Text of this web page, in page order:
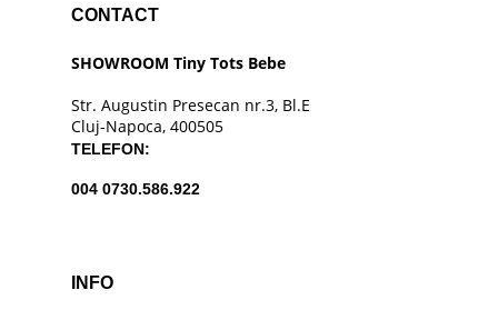
CONTACT
SHOWROOM Tiny Tots Bebe
Str. Augustin Presecan nr.3, Bl.E
Cluj-Napoca, 400505
TELEFON:
004 0730.586.922
INFO